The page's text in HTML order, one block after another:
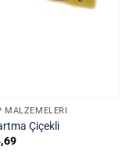
MALZEMELERI
Çiçekli